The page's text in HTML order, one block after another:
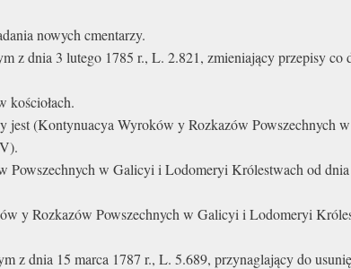
nowych cmentarzy.
z dnia 3 lutego 1785 r., L. 2.821, zmieniający przepisy co
kościołach.
jest (Kontynuacya Wyroków y Rozkazów Powszechnych
Powszechnych w Galicyi i Lodomeryi Królestwach od
y Rozkazów Powszechnych w Galicyi i Lodomeryi
z dnia 15 marca 1787 r., L. 5.689, przynaglający do